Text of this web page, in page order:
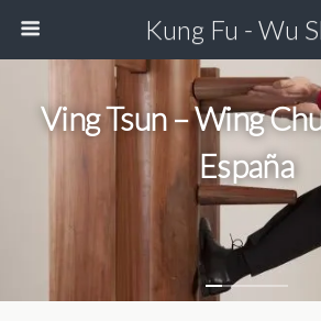
Kung Fu - Wu
Ving Tsun – Wing
España